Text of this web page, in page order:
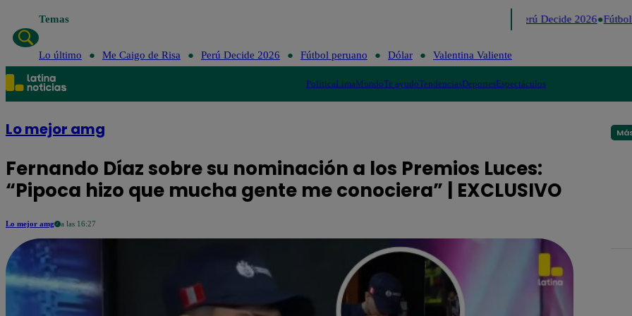
Temas Perú Decide 2026 Fútbol
Lo último Me Caigo de Risa Perú Decide 2026 Fútbol peruano Dólar Valentina Valiente
PolíticaLimaMundoTe ayudoTendenciasDeportesEspectáculos
Lo mejor amg
Fernando Díaz sobre su nominación a los Premios Luces:
“Pipoca hizo que mucha gente me conociera” | EXCLUSIVO
Lo mejor amg a las 16:27